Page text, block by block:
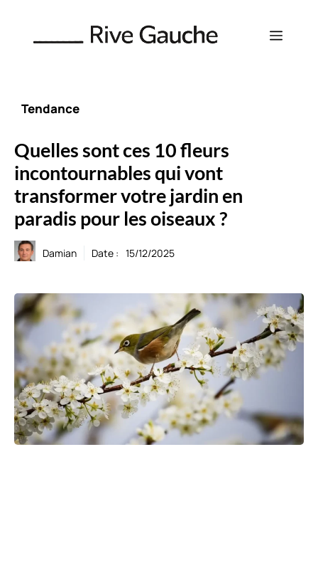
contenu
Menu
Tendance
Quelles sont ces 10 fleurs
incontournables qui vont
transformer votre jardin en
paradis pour les oiseaux ?
Damian Date : 15/12/2025